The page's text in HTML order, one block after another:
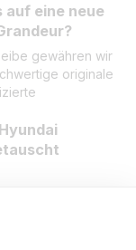
eine neue
gewähren wir
originale
bei Ihnen zu